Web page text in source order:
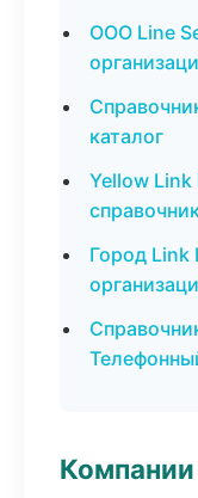
ООО Line
каталог
Yellow
Город
Компании